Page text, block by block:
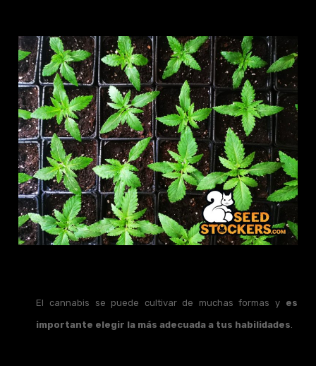
El cannabis se puede cultivar de muchas formas y es
importante elegir la más adecuada a tus habilidades.